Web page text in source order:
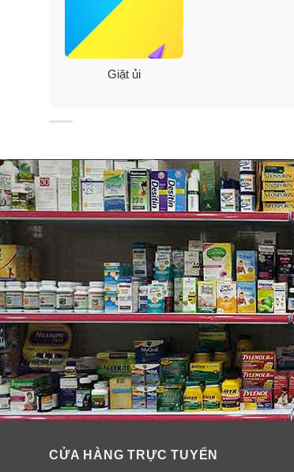
Giặt ủi
CỬA HÀNG TRỰC TUYẾN